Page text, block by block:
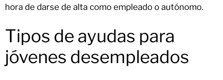
hora de darse de alta como empleado o autónomo.
Tipos de ayudas para
jóvenes desempleados